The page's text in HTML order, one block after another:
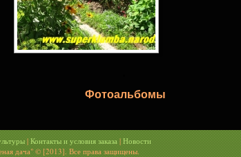
Фотоальбомы
| Контакты и условия заказа | Новости
дача" © [2013]. Все права защищены.